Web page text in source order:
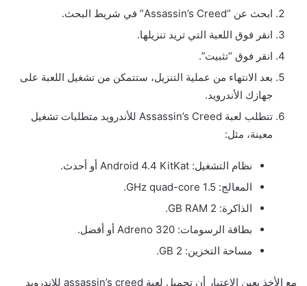
ابحث عن “Assassin’s Creed” في شريط البحث.
انقر فوق اللعبة التي تريد تنزيلها.
انقر فوق “تثبيت”.
بعد الانتهاء من عملية التنزيل، ستتمكن من تشغيل اللعبة على
جهازك الأندرويد.
تتطلب لعبة Assassin’s Creed للأندرويد متطلبات تشغيل
معينة، مثل:
نظام التشغيل: Android 4.4 KitKat أو أحدث.
المعالج: 1.5 GHz quad-core.
الذاكرة: 2 GB RAM.
بطاقة الرسومات: Adreno 320 أو أفضل.
مساحة التخزين: 2 GB.
مع الأخذ بعين الاعتبار أن تحميل لعبة assassin’s creed للاندرويد